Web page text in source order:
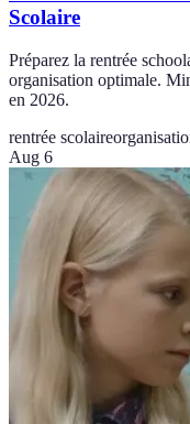
Scolaire
Préparez la rentrée
organisation optimale.
en 2026.
rentrée scolaire
Aug 6